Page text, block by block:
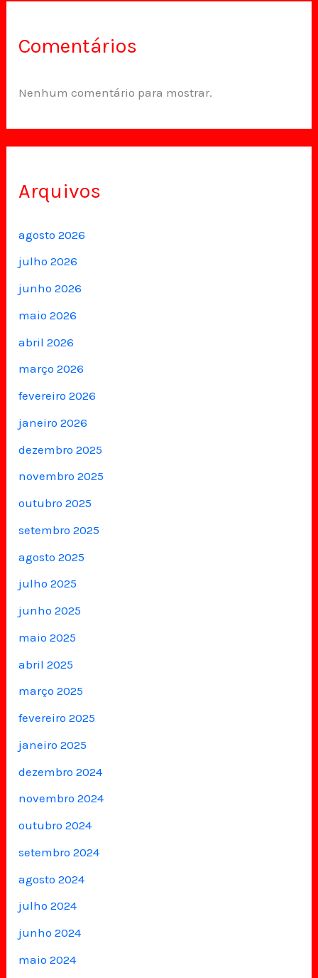
Comentários
Nenhum comentário para mostrar.
Arquivos
agosto 2026
julho 2026
junho 2026
maio 2026
abril 2026
março 2026
fevereiro 2026
janeiro 2026
dezembro 2025
novembro 2025
outubro 2025
setembro 2025
agosto 2025
julho 2025
junho 2025
maio 2025
abril 2025
março 2025
fevereiro 2025
janeiro 2025
dezembro 2024
novembro 2024
outubro 2024
setembro 2024
agosto 2024
julho 2024
junho 2024
maio 2024